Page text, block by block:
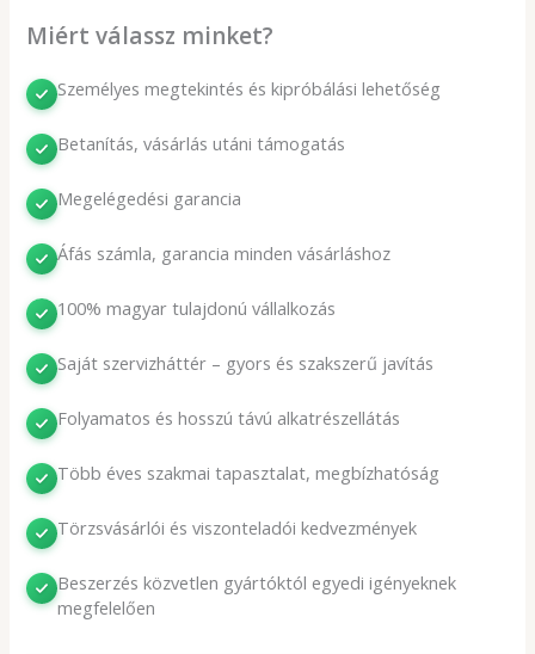
Miért válassz minket?
Személyes megtekintés és kipróbálási lehetőség
Betanítás, vásárlás utáni támogatás
Megelégedési garancia
Áfás számla, garancia minden vásárláshoz
100% magyar tulajdonú vállalkozás
Saját szervizháttér – gyors és szakszerű javítás
Folyamatos és hosszú távú alkatrészellátás
Több éves szakmai tapasztalat, megbízhatóság
Törzsvásárlói és viszonteladói kedvezmények
Beszerzés közvetlen gyártóktól egyedi igényeknek
megfelelően